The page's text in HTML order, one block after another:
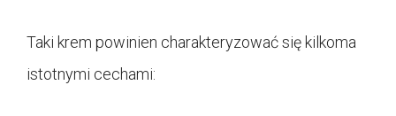
Taki krem powinien charakteryzować się kilkoma
istotnymi cechami: